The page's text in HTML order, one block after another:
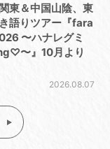
東＆中国山陰、東
語りツアー『fara
〜ハナレグミ
〜』10月より
2026.08.07